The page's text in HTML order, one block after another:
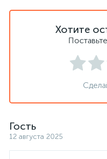
Хотите
Гость
12 августа 2025